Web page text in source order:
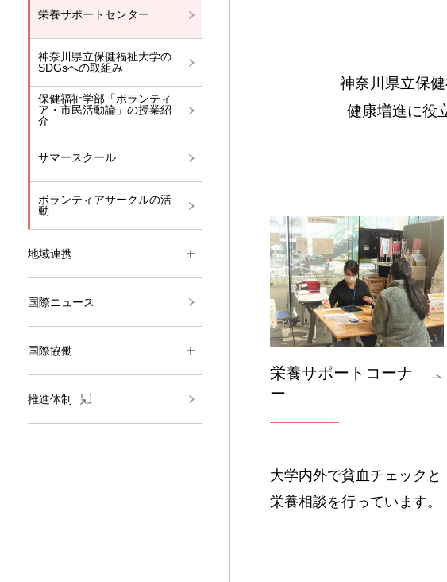
栄養サポートセンター
神奈川県立保健福祉大学の
SDGsへの取組み
保健福祉学部「ボランティ
ア・市民活動論」の授業紹
介
サマースクール
ボランティアサークルの活
動
地域連携
国際ニュース
国際協働
推進体制
神奈川県立保
健康増進に役
栄養サポートコーナ
ー
大学内外で貧血チェックと
栄養相談を行っています。